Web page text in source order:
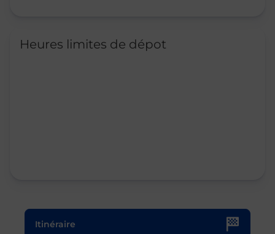
Heures limites de dépot
Itinéraire
Le lien s'ouvre dans un nouvel onglet